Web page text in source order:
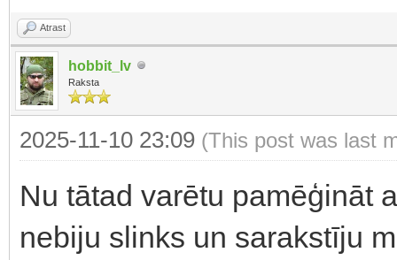
Atrast
hobbit_lv
Raksta
2025-11-10 23:09 (This post was last
Nu tātad varētu pamēģināt
nebiju slinks un sarakstīju